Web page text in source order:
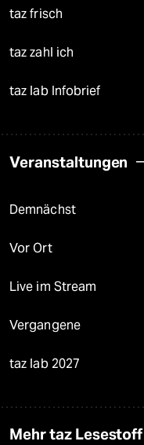
taz frisch
taz zahl ich
taz lab Infobrief
Veranstaltungen
Demnächst
Vor Ort
Live im Stream
Vergangene
taz lab 2027
Mehr taz Lesestoff